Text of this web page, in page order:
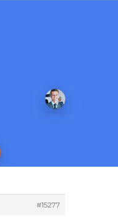
#15277